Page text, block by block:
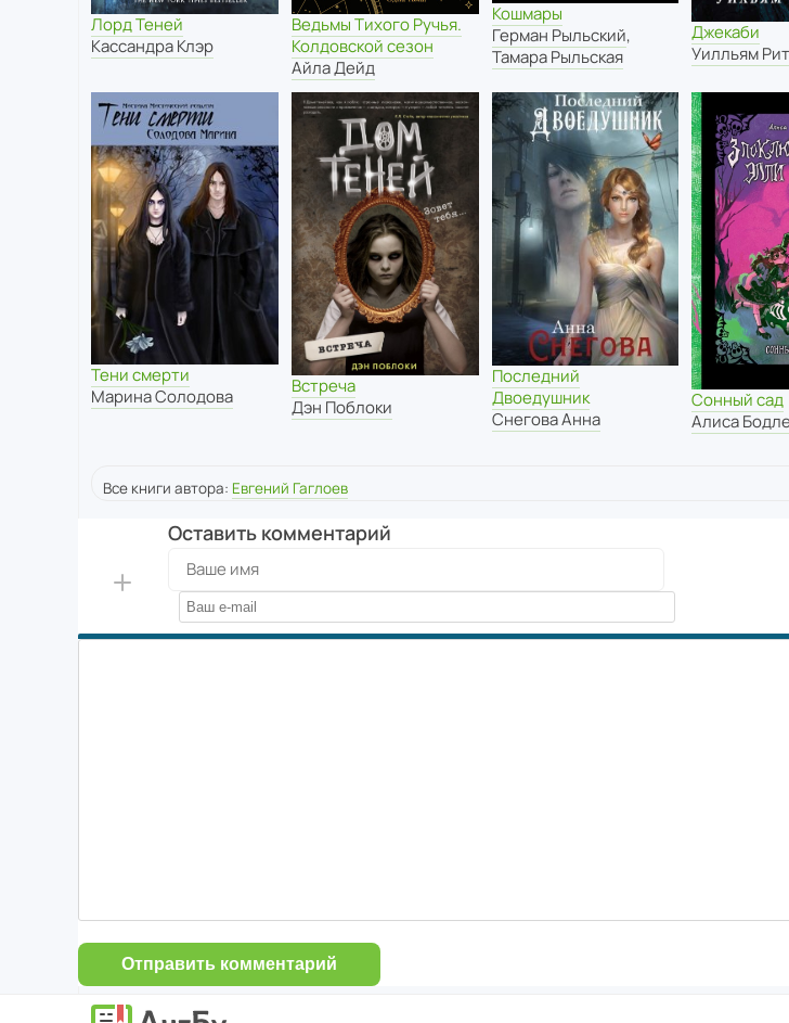
Лорд Теней
Кассандра Клэр
Ведьмы Тихого Ручья.
Колдовской сезон
Айла Дейд
Кошмары
Герман Рыльский,
Тамара Рыльская
Джекаби
Уилльям
Тени смерти
Марина Солодова
Встреча
Дэн Поблоки
Последний
Двоедушник
Снегова Анна
Сонный сад
Алиса
Все книги автора: Евгений Гаглоев
Оставить комментарий
Отправить комментарий